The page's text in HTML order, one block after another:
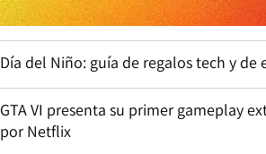
Día del Niño: guía de regalos tech y
GTA VI presenta su primer gameplay
por Netflix